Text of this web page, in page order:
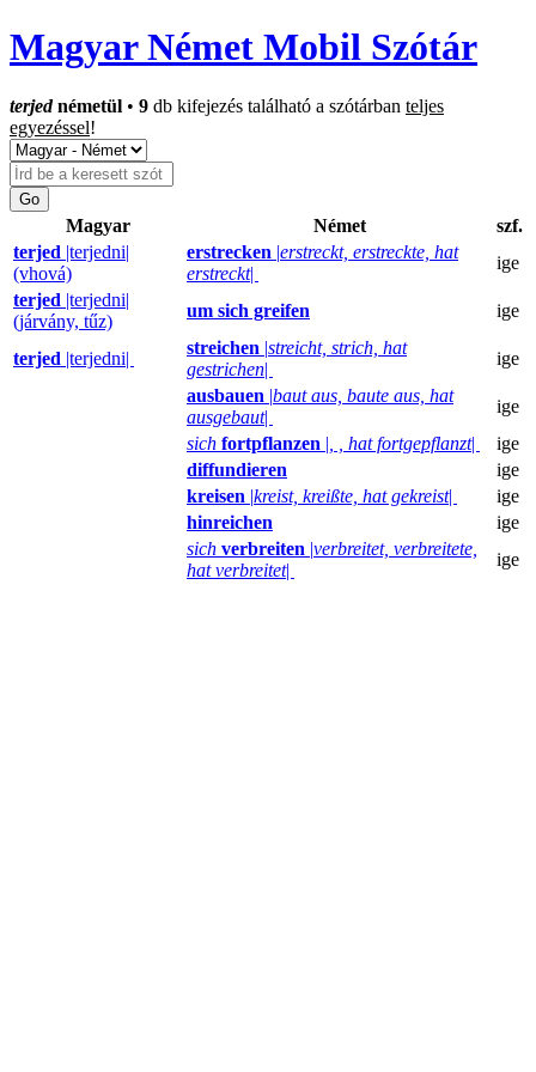
Magyar Német Mobil Szótár
terjednémetül • 9 db kifejezés található a szótárban teljes
egyezéssel!
Magyar Német
szf.
terjed |terjedni|
(vhová)
erstrecken |erstreckt, erstreckte, hat
erstreckt|
ige
terjed |terjedni|
(járvány, tűz)
um sich greifen ige
terjed |terjedni|
streichen |streicht, strich, hat
gestrichen|
ige
ausbauen |baut aus, baute aus, hat
ausgebaut|
ige
sich fortpflanzen | , , hat fortgepflanzt|
ige
diffundieren
ige
kreisen |kreist, kreißte, hat gekreist|
ige
hinreichen
ige
sich verbreiten |verbreitet, verbreitete,
hat verbreitet|
ige